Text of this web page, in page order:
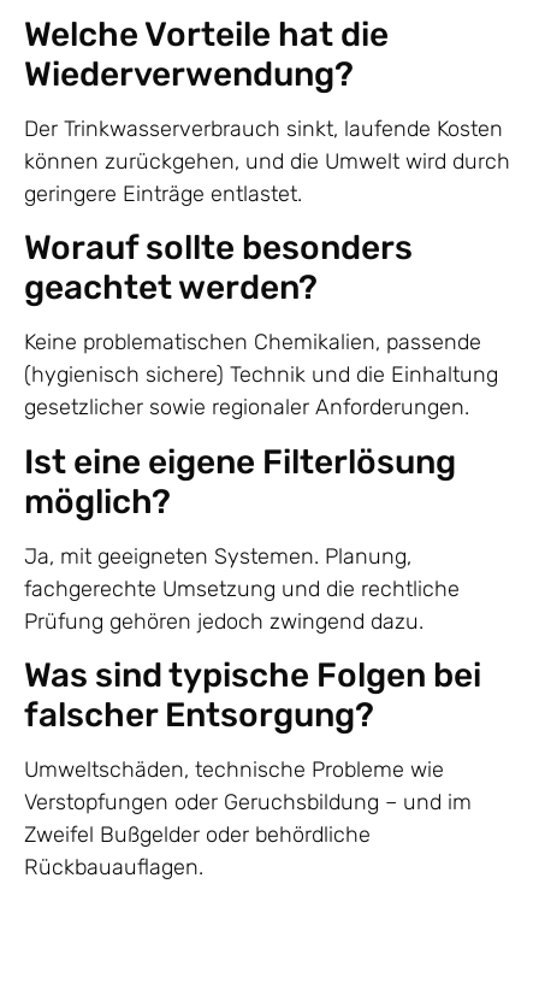
Welche Vorteile hat die
Wiederverwendung?
Der Trinkwasserverbrauch sinkt, laufende Kosten
können zurückgehen, und die Umwelt wird durch
geringere Einträge entlastet.
Worauf sollte besonders
geachtet werden?
Keine problematischen Chemikalien, passende
(hygienisch sichere) Technik und die Einhaltung
gesetzlicher sowie regionaler Anforderungen.
Ist eine eigene Filterlösung
möglich?
Ja, mit geeigneten Systemen. Planung,
fachgerechte Umsetzung und die rechtliche
Prüfung gehören jedoch zwingend dazu.
Was sind typische Folgen bei
falscher Entsorgung?
Umweltschäden, technische Probleme wie
Verstopfungen oder Geruchsbildung – und im
Zweifel Bußgelder oder behördliche
Rückbauauflagen.